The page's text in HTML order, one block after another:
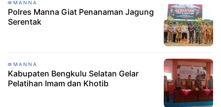
MANNA
Polres Manna Giat Penanaman Jagung
Serentak
MANNA
Kabupaten Bengkulu Selatan Gelar
Pelatihan Imam dan Khotib